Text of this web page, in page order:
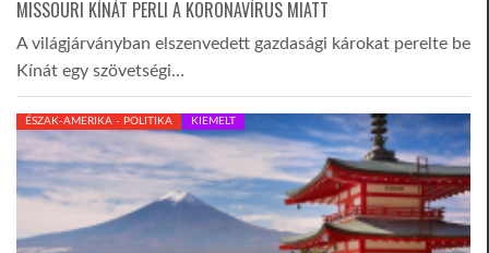
MISSOURI KÍNÁT PERLI A KORONAVÍRUS MIATT
A világjárványban elszenvedett gazdasági károkat perelte be
Kínát egy szövetségi…
ÉSZAK-AMERIKA - POLITIKA KIEMELT